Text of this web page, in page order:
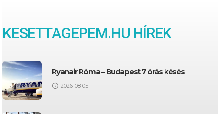
KESETTAGEPEM.HU HÍREK
Ryanair Róma – Budapest 7 órás késés
2026-08-05